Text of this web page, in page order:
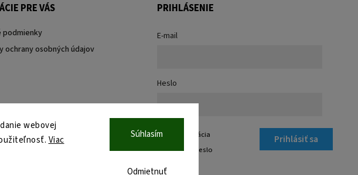
webovej
Viac
Odmietnuť
Súhlasím
PRE VÁS
podmienky
ochrany osobných údajov
PRIHLÁSENIE
E-mail
Heslo
Prihlásiť sa
Nová registrácia
Zabudnuté heslo